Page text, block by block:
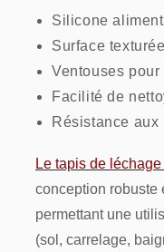
Silicone
Surface
Ventouses
Facilité de
Résistance aux
Le tapis de
conception robuste
permettant une
(sol, carrelage,